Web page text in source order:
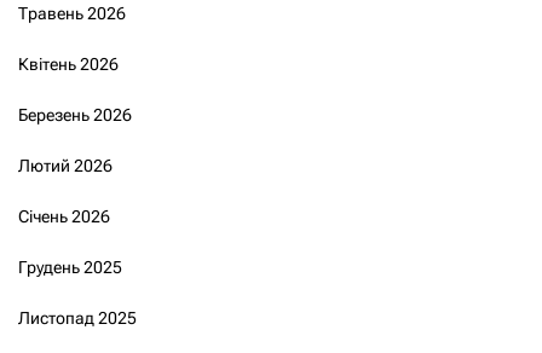
Травень 2026
Квітень 2026
Березень 2026
Лютий 2026
Січень 2026
Грудень 2025
Листопад 2025